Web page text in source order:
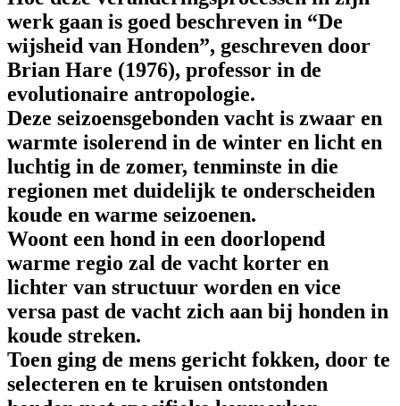
werk gaan is goed beschreven in “De
wijsheid van Honden”, geschreven door
Brian Hare (1976), professor in de
evolutionaire antropologie.
Deze seizoensgebonden vacht is zwaar en
warmte isolerend in de winter en licht en
luchtig in de zomer, tenminste in die
regionen met duidelijk te onderscheiden
koude en warme seizoenen.
Woont een hond in een doorlopend
warme regio zal de vacht korter en
lichter van structuur worden en vice
versa past de vacht zich aan bij honden in
koude streken.
Toen ging de mens gericht fokken, door te
selecteren en te kruisen ontstonden